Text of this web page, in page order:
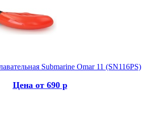
Submarine Omar 11 (SN116PS)
Цена от 690 р